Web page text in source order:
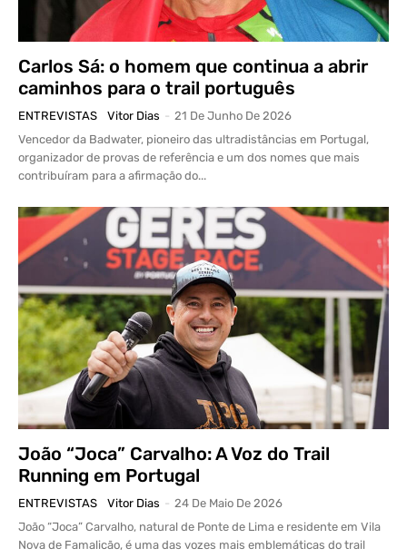
Carlos Sá: o homem que continua a abrir
caminhos para o trail português
ENTREVISTAS Vitor Dias - 21 De Junho De 2026
Vencedor da Badwater, pioneiro das ultradistâncias em Portugal,
organizador de provas de referência e um dos nomes que mais
contribuíram para a afirmação do...
João “Joca” Carvalho: A Voz do Trail
Running em Portugal
ENTREVISTAS Vitor Dias - 24 De Maio De 2026
João “Joca” Carvalho, natural de Ponte de Lima e residente em Vila
Nova de Famalicão, é uma das vozes mais emblemáticas do trail